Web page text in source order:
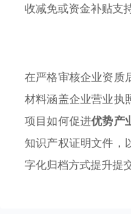
收减免或资金补贴支
在严格审核企业资质
材料涵盖企业营业执
项目如何促进优势产
知识产权证明文件，
字化归档方式提升提